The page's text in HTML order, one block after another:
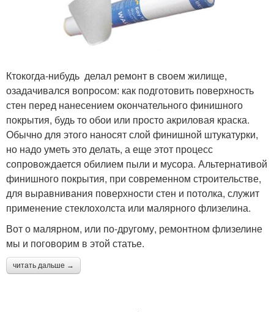
Ктокогда-нибудь делал ремонт в своем жилище,
озадачивался вопросом: как подготовить поверхность
стен перед нанесением окончательного финишного
покрытия, будь то обои или просто акриловая краска.
Обычно для этого наносят слой финишной штукатурки,
но надо уметь это делать, а еще этот процесс
сопровождается обилием пыли и мусора. Альтернативой
финишного покрытия, при современном строительстве,
для выравнивания поверхности стен и потолка, служит
применение стеклохолста или малярного флизелина.
Вот о малярном, или по-другому, ремонтном флизелине
мы и поговорим в этой статье.
читать дальше →